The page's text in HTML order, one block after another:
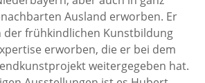
Ausland erworben. Er
der frühkindlichen Kunstbildung
erworben, die er bei dem
weitergegeben hat.